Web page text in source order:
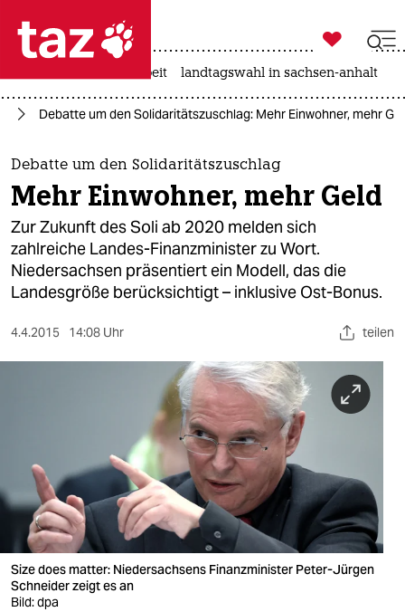
 taz zahl ich
taz zahl ich
themen
politik
öko
gesellschaft
kultur
sport
wahrheit
verlag
verlag
veranstaltungen

taz zahl ich
arbeit landtagswahl in sachsen-anhalt
Debatte um den Solidaritätszuschlag: Mehr Einwohner, mehr
Debatte um den Solidaritätszuschlag
Mehr Einwohner, mehr Geld
Zur Zukunft des Soli ab 2020 melden sich
zahlreiche Landes-Finanzminister zu Wort.
Niedersachsen präsentiert ein Modell, das die
Landesgröße berücksichtigt – inklusive Ost-Bonus.
4.4.2015 14:08 Uhr teilen
Size does matter: Niedersachsens Finanzminister Peter-Jürgen
Schneider zeigt es an
Bild: dpa